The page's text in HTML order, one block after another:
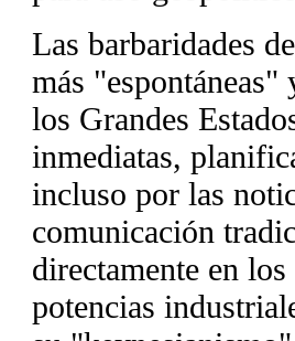
Las barbaridades
más
los Grandes
inmediatas,
incluso por las
comunicación
directamente en
potencias